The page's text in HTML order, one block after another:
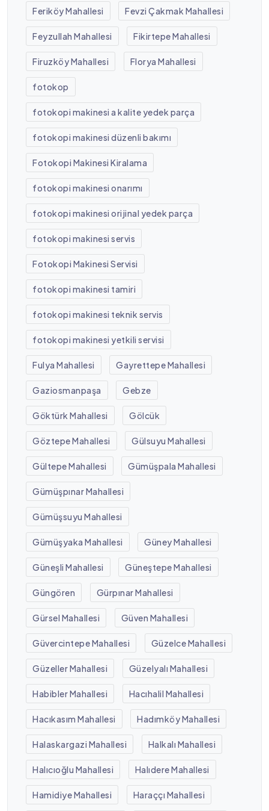
Feriköy Mahallesi Fevzi Çakmak Mahallesi
Feyzullah Mahallesi Fikirtepe Mahallesi
Firuzköy Mahallesi Florya Mahallesi
fotokop
fotokopi makinesi a kalite yedek parça
fotokopi makinesi düzenli bakımı
Fotokopi Makinesi Kiralama
fotokopi makinesi onarımı
fotokopi makinesi orijinal yedek parça
fotokopi makinesi servis
Fotokopi Makinesi Servisi
fotokopi makinesi tamiri
fotokopi makinesi teknik servis
fotokopi makinesi yetkili servisi
Fulya Mahallesi Gayrettepe Mahallesi
Gaziosmanpaşa Gebze
Göktürk Mahallesi Gölcük
Göztepe Mahallesi Gülsuyu Mahallesi
Gültepe Mahallesi Gümüşpala Mahallesi
Gümüşpınar Mahallesi
Gümüşsuyu Mahallesi
Gümüşyaka Mahallesi Güney Mahallesi
Güneşli Mahallesi Güneştepe Mahallesi
Güngören Gürpınar Mahallesi
Gürsel Mahallesi Güven Mahallesi
Güvercintepe Mahallesi Güzelce Mahallesi
Güzeller Mahallesi Güzelyalı Mahallesi
Habibler Mahallesi Hacıhalil Mahallesi
Hacıkasım Mahallesi Hadımköy Mahallesi
Halaskargazi Mahallesi Halkalı Mahallesi
Halıcıoğlu Mahallesi Halıdere Mahallesi
Hamidiye Mahallesi Haraççı Mahallesi